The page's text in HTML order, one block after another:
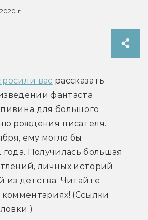
г.
вас рассказать
фантаста
для большого
рождения писателя.
ему могло бы
года. Получилась большая
личных историй
из детства. Читайте
комментариях! (Ссылки